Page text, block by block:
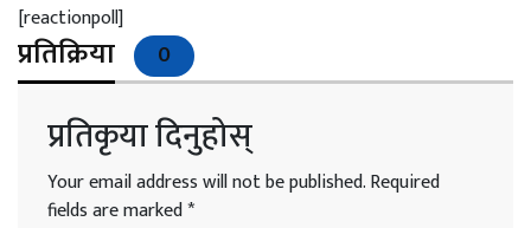
[reactionpoll]
प्रतिक्रिया 0
प्रतिकृया दिनुहोस्
Your email address will not be published.Required
fields are marked*